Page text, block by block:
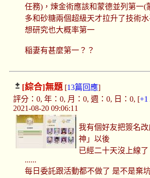
任務)，煉金術應該和蒙德並列第一(
多和砂糖兩個超級天才拉升了技術
想研究也大概率第一
稲妻有甚麼第一？？
[綜合]無題[13篇回應]
評分：0, 年：0, 月：0, 週：0, 日：0, [+1
2021-08-20 09:06:11
我有個好友把簽名
神」以後
已經二十天沒上線了
......
每日委託跟活動都不做了 是不是棄